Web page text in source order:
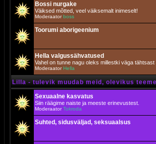
Bossi nurgake
Väiksed mõtted, veel väiksemalt inimeselt!
Moderaatorboss
Toorumi aborigeenium
Hella valgussähvatused
Vahel on tunne nagu oleks millestki väga
Moderaator Hella
Lilla - tulevik muudab meid, olevikus
Sexuaalne kasvatus
Siin räägime naiste ja meeste erinevustest.
ModeraatorTokroda
Suhted, sidusväljad, seksuaalsus